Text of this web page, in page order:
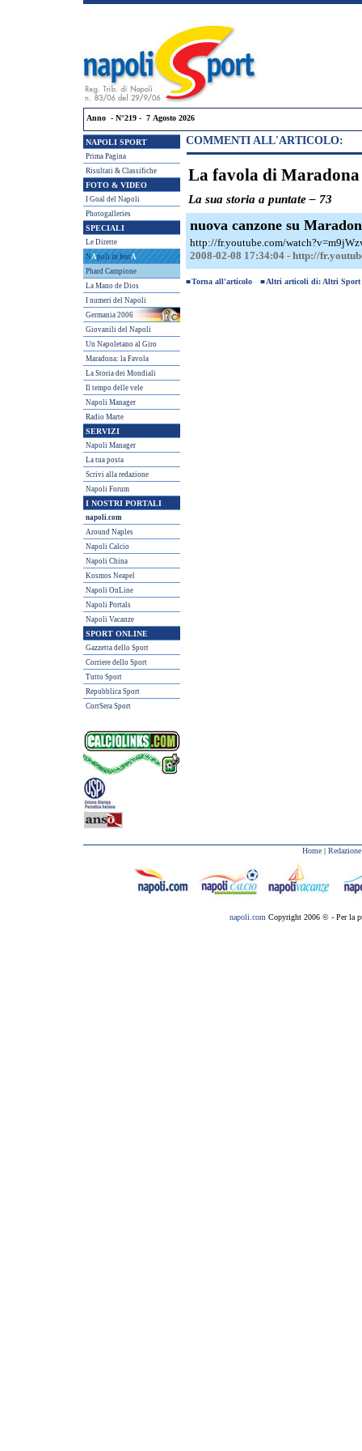
Anno - N°219 - 7 Agosto 2026
NAPOLI SPORT
Prima Pagina
Risultati & Classifiche
FOTO & VIDEO
I Goal del Napoli
Photogalleries
SPECIALI
Le Dirette
NApoli in festA
Phard Campione
La Mano de Dios
I numeri del Napoli
Germania 2006
Giovanili del Napoli
Un Napoletano al Giro
Maradona: la Favola
La Storia dei Mondiali
Il tempo delle vele
Napoli Manager
Radio Marte
SERVIZI
Napoli Manager
La tua posta
Scrivi alla redazione
Napoli Forum
I NOSTRI PORTALI
napoli.com
Around Naples
Napoli Calcio
Napoli China
Kosmos Neapel
Napoli OnLine
Napoli Portals
Napoli Vacanze
SPORT ONLINE
Gazzetta dello Sport
Corriere dello Sport
Tutto Sport
Repubblica Sport
CorrSera Sport
COMMENTI ALL'ARTICOLO:
La favola di Maradona
La sua storia a puntate – 73
nuova canzone su
http://fr.youtube.com/
2008-02-08 17:34:04 - http://
■Torna all'articolo ■ Altri articoli di: Altri Sport
Home| Redazione
napoli.com Copyright 2006 © - Per la